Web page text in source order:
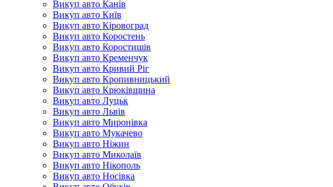
Викуп авто Канів
Викуп авто Київ
Викуп авто Кіровоград
Викуп авто Коростень
Викуп авто Коростишів
Викуп авто Кременчук
Викуп авто Кривий Ріг
Викуп авто Кропивницький
Викуп авто Крюківщина
Викуп авто Луцьк
Викуп авто Львів
Викуп авто Миронівка
Викуп авто Мукачево
Викуп авто Ніжин
Викуп авто Миколаїв
Викуп авто Нікополь
Викуп авто Носівка